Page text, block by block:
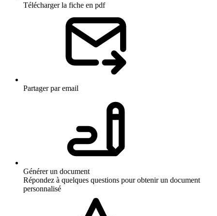
Télécharger la fiche en pdf
Partager par email
Générer un document
Répondez à quelques questions pour obtenir un document
personnalisé